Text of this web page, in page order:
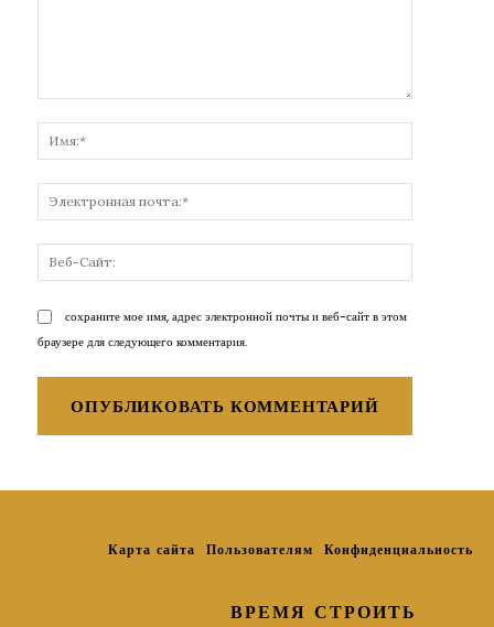
почта:*
Сайт:
сохраните мое имя, адрес электронной почты и веб-сайт в этом
браузере для следующего комментария.
Карта сайта Пользователям Конфиденциальность
ВРЕМЯ СТРОИТЬ